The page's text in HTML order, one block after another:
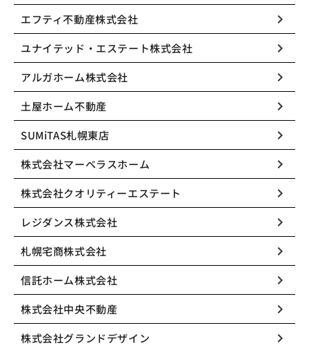
エフティ不動産株式会社 keyboard_arrow_right
ユナイテッド・エステート株式会社 keyboard_arrow_right
アルガホーム株式会社 keyboard_arrow_right
土屋ホーム不動産 keyboard_arrow_right
SUMiTAS札幌東店 keyboard_arrow_right
株式会社マーベラスホーム keyboard_arrow_right
株式会社クオリティーエステート keyboard_arrow_right
レジダンス株式会社 keyboard_arrow_right
札幌宅商株式会社 keyboard_arrow_right
信託ホーム株式会社 keyboard_arrow_right
株式会社中央不動産 keyboard_arrow_right
株式会社グランドデザイン keyboard_arrow_right